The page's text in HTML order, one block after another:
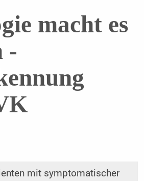
macht es
-
mit symptomatischer